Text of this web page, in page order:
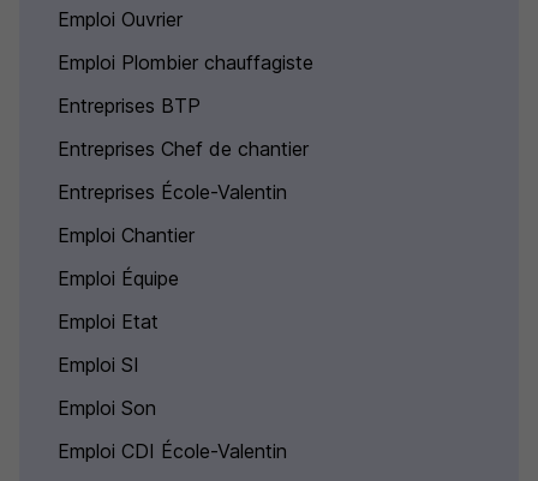
Emploi Ouvrier
Emploi Plombier chauffagiste
Entreprises BTP
Entreprises Chef de chantier
Entreprises École-Valentin
Emploi Chantier
Emploi Équipe
Emploi Etat
Emploi SI
Emploi Son
Emploi CDI École-Valentin